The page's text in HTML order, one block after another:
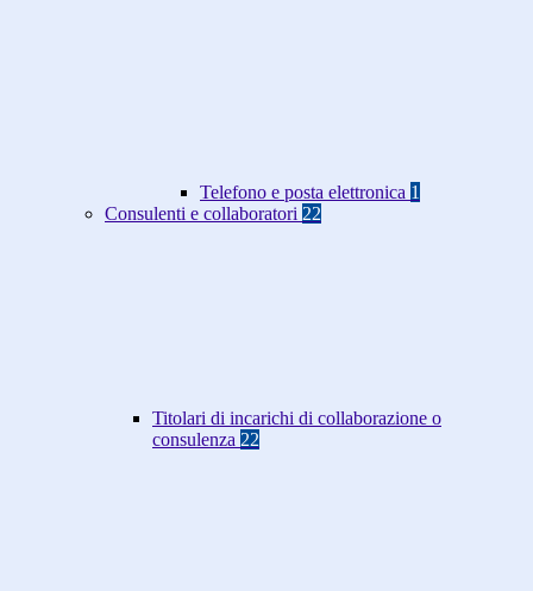
Telefono e posta elettronica 1
Consulenti e collaboratori 22
Titolari di incarichi di collaborazione o
consulenza 22